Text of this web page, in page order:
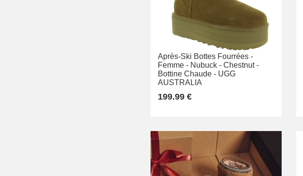
Après-Ski Bottes Fourrées -
Femme - Nubuck - Chestnut -
Bottine Chaude - UGG
AUSTRALIA
199.99 €